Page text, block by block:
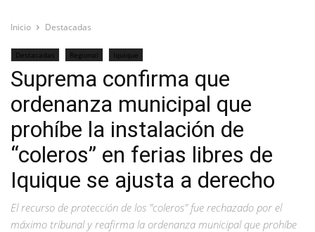
Inicio Destacadas
Destacadas Regional Iquique
Suprema confirma que
ordenanza municipal que
prohíbe la instalación de
“coleros” en ferias libres de
Iquique se ajusta a derecho
El recurso de protección de los "coleros" fue rechazado por el
máximo tribunal y reafirma la ordenanza municipal que prohíbe